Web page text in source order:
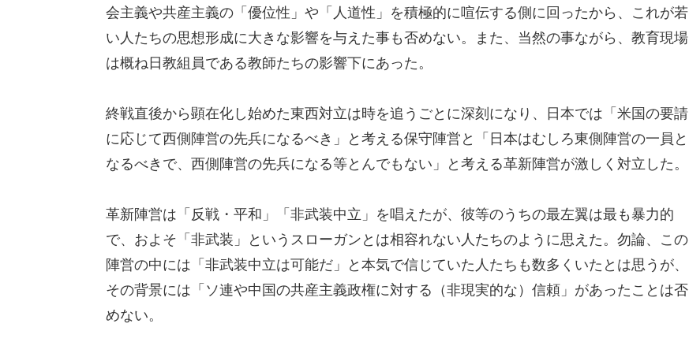
会主義や共産主義の「優位性」や「人道性」を積極的に喧伝する側に回ったから、これが若
い人たちの思想形成に大きな影響を与えた事も否めない。また、当然の事ながら、教育現場
は概ね日教組員である教師たちの影響下にあった。
終戦直後から顕在化し始めた東西対立は時を追うごとに深刻になり、日本では「米国の要請
に応じて西側陣営の先兵になるべき」と考える保守陣営と「日本はむしろ東側陣営の一員と
なるべきで、西側陣営の先兵になる等とんでもない」と考える革新陣営が激しく対立した。
革新陣営は「反戦・平和」「非武装中立」を唱えたが、彼等のうちの最左翼は最も暴力的
で、およそ「非武装」というスローガンとは相容れない人たちのように思えた。勿論、この
陣営の中には「非武装中立は可能だ」と本気で信じていた人たちも数多くいたとは思うが、
その背景には「ソ連や中国の共産主義政権に対する（非現実的な）信頼」があったことは否
めない。